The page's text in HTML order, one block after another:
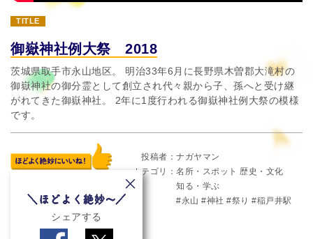
TITLE
御嶽神社例大祭 2018
茨城県取手市永山地区。 明治33年6月に長野県木曽郡大滝村の
御嶽神社の御分霊として創立され代々親から子、孫へと受け継
がれてきた御嶽神社。 2年に1度行われる御嶽神社例大祭の模様
です。
シェアする
投稿者
ナガヤマン
カテゴリ
名所・スポット 歴史・文化
知る・学ぶ
永山
神社 祭り 稲戸井駅